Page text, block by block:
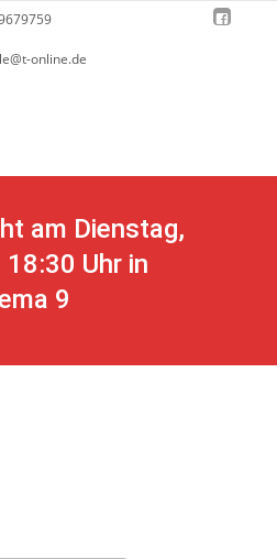
online.de
am Dienstag,
Uhr in
9